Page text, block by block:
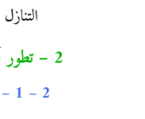
التنازل
2 – تطور أزمات البلقان ما بين 1908م و1913م:
2 – 1 – الأزمات البلقانية: